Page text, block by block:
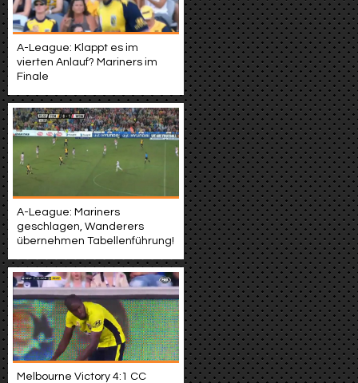
A-League: Klappt es im
vierten Anlauf? Mariners im
Finale
A-League: Mariners
geschlagen, Wanderers
übernehmen Tabellenführung!
Melbourne Victory 4:1 CC